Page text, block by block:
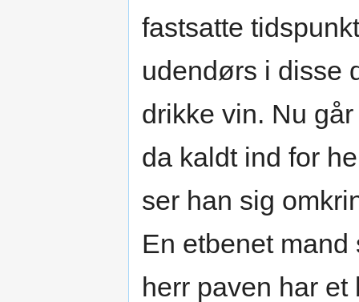
fastsatte
udendørs i disse
drikke vin. Nu
da kaldt ind for
ser han sig
En etbenet
herr paven har